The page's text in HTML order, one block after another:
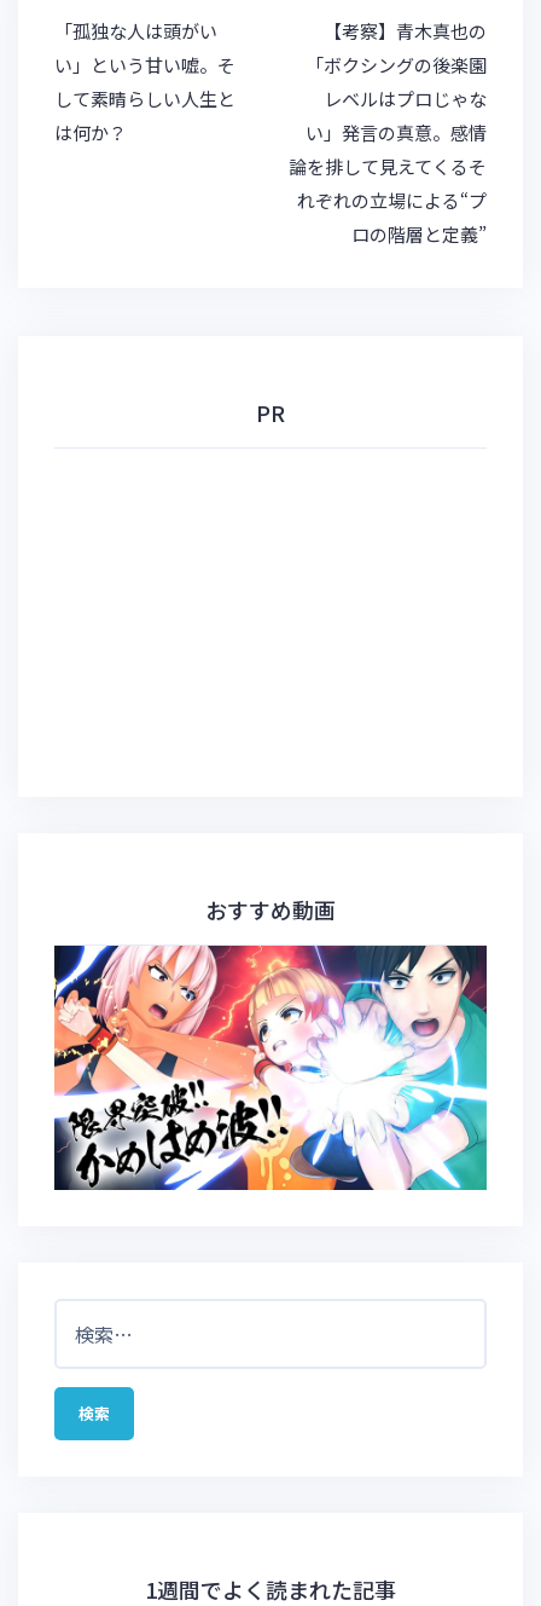
k
y
投
稿
ナ
ビ
ゲ
「孤独な人は頭がい
い」という甘い嘘。そ
して素晴らしい人生と
は何か？
【考察】青木真也の
「ボクシングの後楽園
レベルはプロじゃな
い」発言の真意。感情
論を排して見えてくるそ
れぞれの立場による“プ
ロの階層と定義”
PR
おすすめ動画
1週間でよく読まれた記事